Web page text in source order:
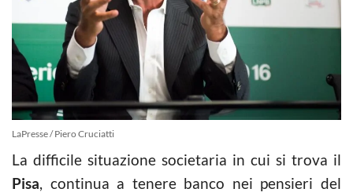
LaPresse / Piero Cruciatti
La difficile situazione societaria in cui si trova il
Pisa, continua a tenere banco nei pensieri del